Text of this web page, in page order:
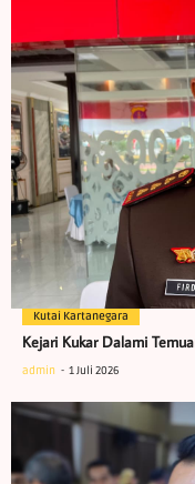
Kutai Kartanegara
Kejari Kukar Dalami
admin 1 Juli 2026